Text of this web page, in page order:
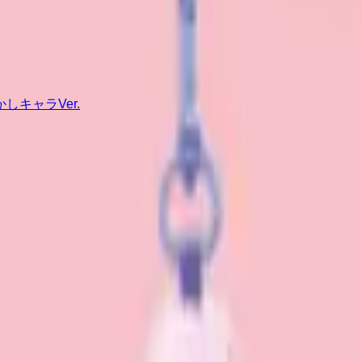
キャラVer.